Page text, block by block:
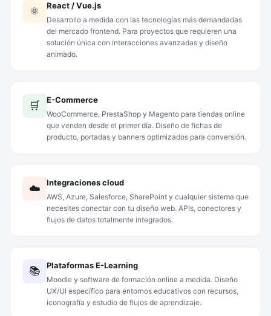
⚛️ React / Vue.js
Desarrollo a medida con las tecnologías más demandadas
del mercado frontend. Para proyectos que requieren una
solución única con interacciones avanzadas y diseño
animado.
🛒 E-Commerce
WooCommerce, PrestaShop y Magento para tiendas online
que venden desde el primer día. Diseño de fichas de
producto, portadas y banners optimizados para conversión.
☁️ Integraciones cloud
AWS, Azure, Salesforce, SharePoint y cualquier sistema que
necesites conectar con tu diseño web. APIs, conectores y
flujos de datos totalmente integrados.
📚 Plataformas E-Learning
Moodle y software de formación online a medida. Diseño
UX/UI específico para entornos educativos con recursos,
iconografía y estudio de flujos de aprendizaje.